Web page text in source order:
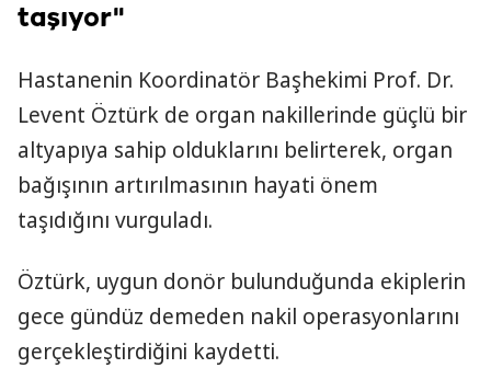
taşıyor"
Hastanenin Koordinatör Başhekimi Prof. Dr.
Levent Öztürk de organ nakillerinde güçlü bir
altyapıya sahip olduklarını belirterek, organ
bağışının artırılmasının hayati önem
taşıdığını vurguladı.
Öztürk, uygun donör bulunduğunda ekiplerin
gece gündüz demeden nakil operasyonlarını
gerçekleştirdiğini kaydetti.